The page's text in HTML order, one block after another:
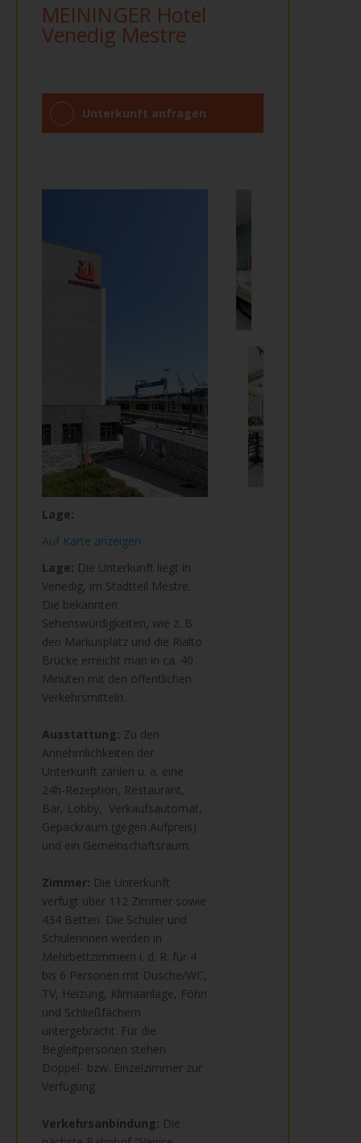
MEININGER Hotel
Venedig Mestre
Unterkunft anfragen
Lage:
Auf Karte anzeigen
Lage: Die Unterkunft liegt in
Venedig, im Stadtteil Mestre.
Die bekannten
Sehenswürdigkeiten, wie z. B.
den Markusplatz und die Rialto
Brücke erreicht man in ca. 40
Minuten mit den öffentlichen
Verkehrsmitteln.
Ausstattung: Zu den
Annehmlichkeiten der
Unterkunft zählen u. a. eine
24h-Rezeption, Restaurant,
Bar, Lobby, Verkaufsautomat,
Gepäckraum (gegen Aufpreis)
und ein Gemeinschaftsraum.
Zimmer: Die Unterkunft
verfügt über 112 Zimmer sowie
434 Betten. Die Schüler und
Schülerinnen werden in
Mehrbettzimmern i. d. R. für 4
bis 6 Personen mit Dusche/WC,
TV, Heizung, Klimaanlage, Föhn
und Schließfächern
untergebracht. Für die
Begleitpersonen stehen
Doppel- bzw. Einzelzimmer zur
Verfügung.
Verkehrsanbindung: Die